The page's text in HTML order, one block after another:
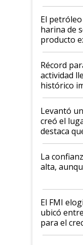
El
harina de
producto
el agro
diez
liderazgo
récord
Récord
actividad
histórico
cosecha y
Levantó
creó el
destaca
plata a un
Juan Félix
que de
de Milei
La
alta,
El FMI
ubicó
para el